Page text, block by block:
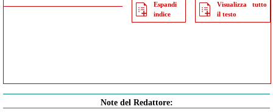
Espandi
indice
Visualizza tutto
il testo
Note del Redattore: